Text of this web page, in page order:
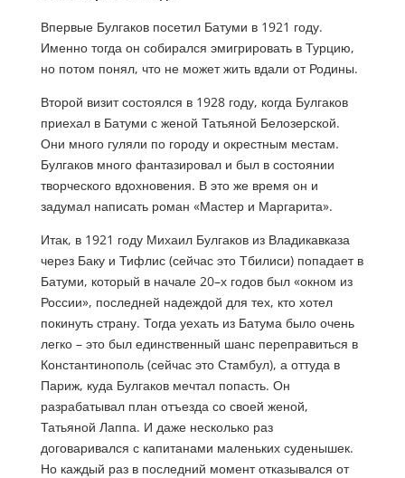
Впервые Булгаков посетил Батуми в 1921 году.
Именно тогда он собирался эмигрировать в Турцию,
но потом понял, что не может жить вдали от Родины.
Второй визит состоялся в 1928 году, когда Булгаков
приехал в Батуми с женой Татьяной Белозерской.
Они много гуляли по городу и окрестным местам.
Булгаков много фантазировал и был в состоянии
творческого вдохновения. В это же время он и
задумал написать роман «Мастер и Маргарита».
Итак, в 1921 году Михаил Булгаков из Владикавказа
через Баку и Тифлис (сейчас это Тбилиси) попадает в
Батуми, который в начале 20–х годов был «окном из
России», последней надеждой для тех, кто хотел
покинуть страну. Тогда уехать из Батума было очень
легко – это был единственный шанс переправиться в
Константинополь (сейчас это Стамбул), а оттуда в
Париж, куда Булгаков мечтал попасть. Он
разрабатывал план отъезда со своей женой,
Татьяной Лаппа. И даже несколько раз
договаривался с капитанами маленьких суденышек.
Но каждый раз в последний момент отказывался от